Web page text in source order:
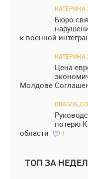
КАТЕРИНА
Бюро
к военной
КАТЕРИНА
Цена
Молдове
потерю
области
1
ТОП ЗА